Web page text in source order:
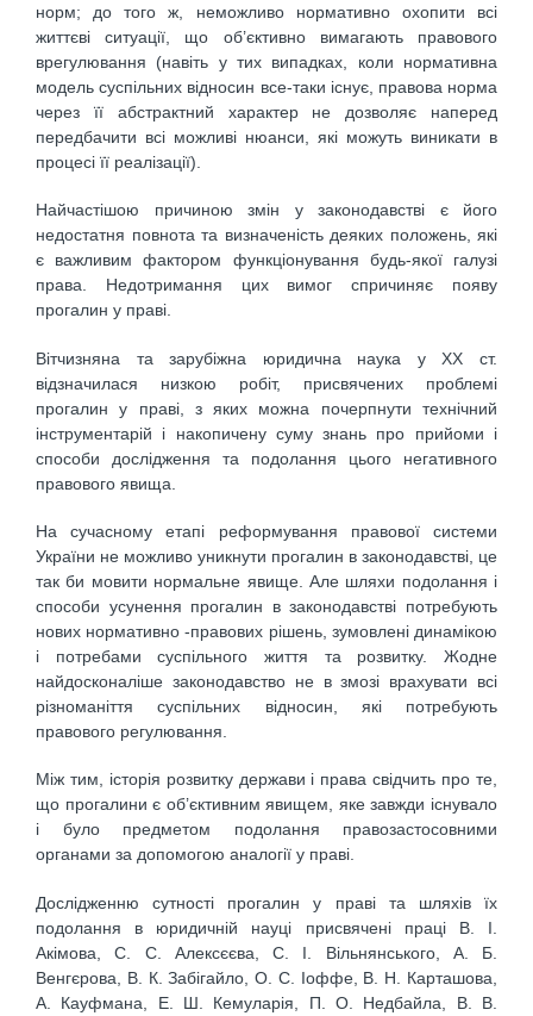
норм; до того ж, неможливо нормативно охопити всі
життєві ситуації, що об’єктивно вимагають правового
врегулювання (навіть у тих випадках, коли нормативна
модель суспільних відносин все-таки існує, правова норма
через її абстрактний характер не дозволяє наперед
передбачити всі можливі нюанси, які можуть виникати в
процесі її реалізації).
Найчастішою причиною змін у законодавстві є його
недостатня повнота та визначеність деяких положень, які
є важливим фактором функціонування будь-якої галузі
права. Недотримання цих вимог спричиняє появу
прогалин у праві.
Вітчизняна та зарубіжна юридична наука у XX ст.
відзначилася низкою робіт, присвячених проблемі
прогалин у праві, з яких можна почерпнути технічний
інструментарій і накопичену суму знань про прийоми і
способи дослідження та подолання цього негативного
правового явища.
На сучасному етапі реформування правової системи
України не можливо уникнути прогалин в законодавстві, це
так би мовити нормальне явище. Але шляхи подолання і
способи усунення прогалин в законодавстві потребують
нових нормативно -правових рішень, зумовлені динамікою
і потребами суспільного життя та розвитку. Жодне
найдосконаліше законодавство не в змозі врахувати всі
різноманіття суспільних відносин, які потребують
правового регулювання.
Між тим, історія розвитку держави і права свідчить про те,
що прогалини є об’єктивним явищем, яке завжди існувало
і було предметом подолання правозастосовними
органами за допомогою аналогії у праві.
Дослідженню сутності прогалин у праві та шляхів їх
подолання в юридичній науці присвячені праці В. І.
Акімова, С. С. Алексєєва, С. І. Вільнянського, А. Б.
Венгєрова, В. К. Забігайло, О. С. Іоффе, В. Н. Карташова,
А. Кауфмана, Е. Ш. Кемуларія, П. О. Недбайла, В. В.